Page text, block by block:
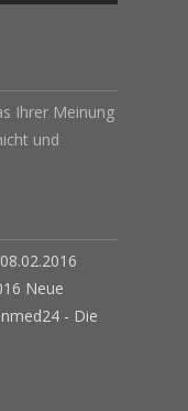
Ihrer Meinung
und
08.02.2016
Neue
- Die